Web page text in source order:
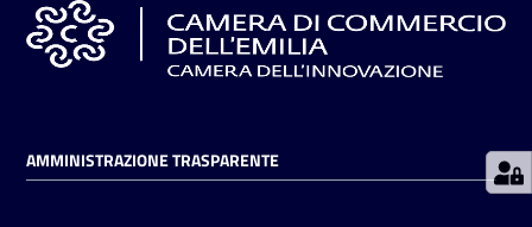
Registrati
AMMINISTRAZIONE TRASPARENTE